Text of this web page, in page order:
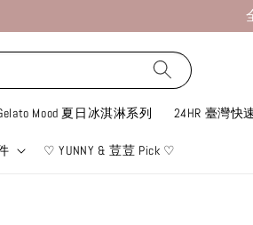
Mood 夏日冰淇淋系列 24HR 臺灣快
♡ YUNNY & 荳荳 Pick ♡